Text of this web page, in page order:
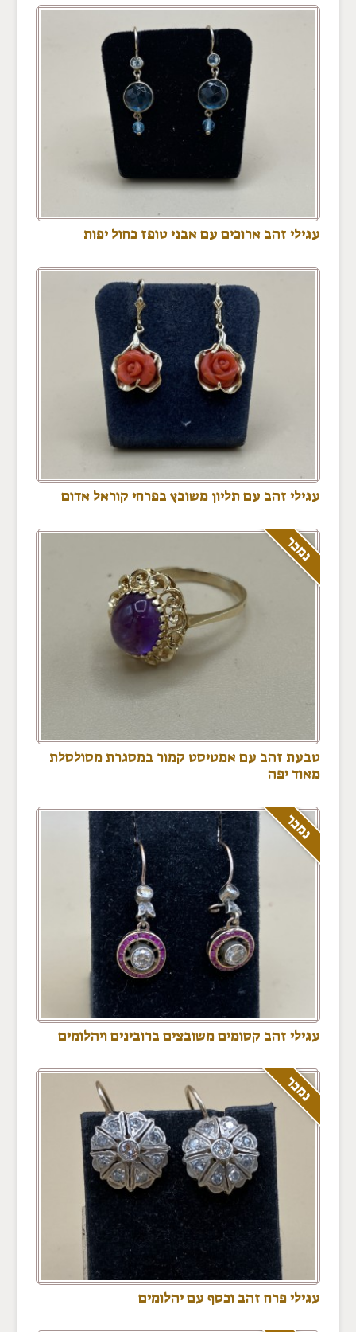
עגילי זהב ארוכים עם אבני טופז כחול יפות
עגילי זהב עם תליון משובץ בפרחי קוראל אדום
נמכר
טבעת זהב עם אמטיסט קמור במסגרת מסולסלת
מאוד יפה
נמכר
עגילי זהב קסומים משובצים ברובינים ויהלומים
נמכר
עגילי פרח זהב וכסף עם יהלומים